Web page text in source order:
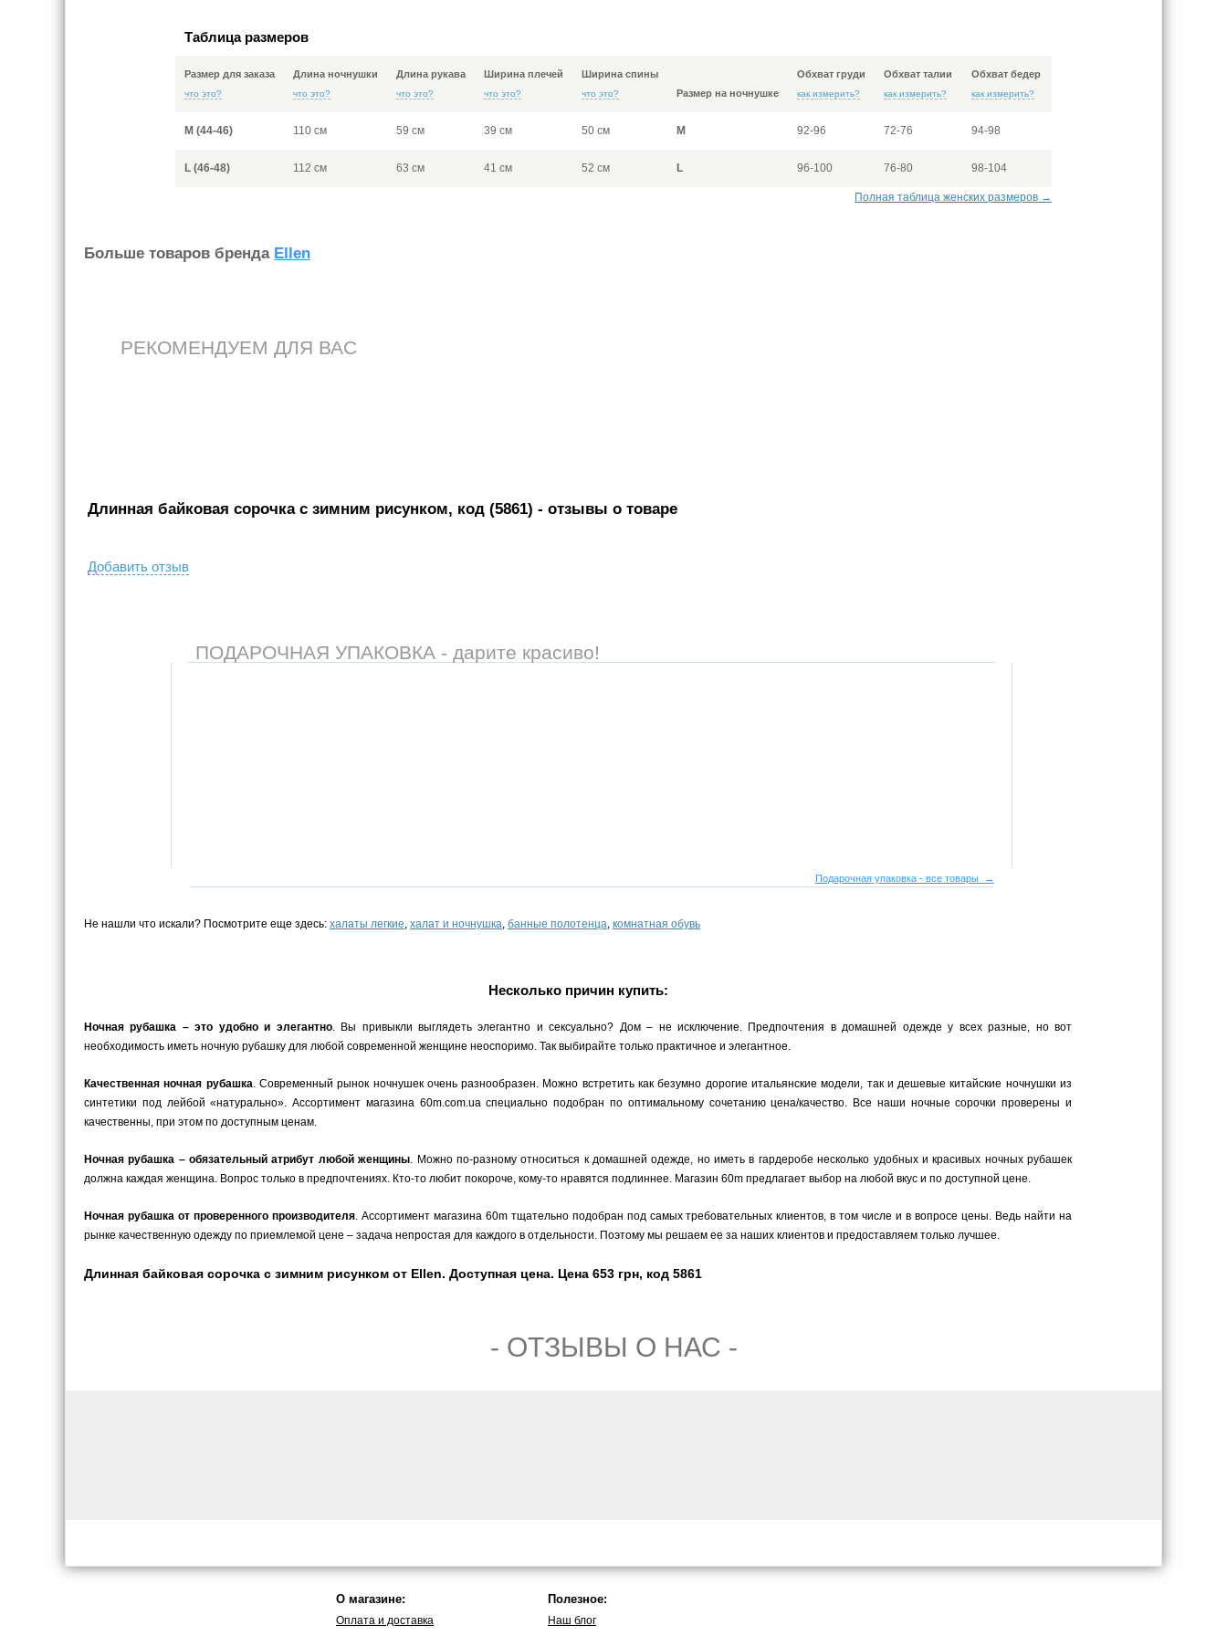
Таблица размеров
Размер для заказа
что это?
Длина ночнушки
что это?
Длина рукава
что это?
Ширина плечей
что это?
Ширина спины
что это? Размер на ночнушке
Обхват груди
как измерить?
Обхват талии
как измерить?
Обхват бедер
как измерить?
M (44-46) 110 см 59 см 39 см 50 см M 92-96 72-76 94-98
L (46-48) 112 см 63 см 41 см 52 см L 96-100 76-80 98-104
Полная таблица женских размеров →
Больше товаров бренда Ellen
РЕКОМЕНДУЕМ ДЛЯ ВАС
Длинная байковая сорочка с зимним рисунком, код (5861) - отзывы о товаре
Добавить отзыв
ПОДАРОЧНАЯ УПАКОВКА - дарите красиво!
Подарочная упаковка - все товары →
Не нашли что искали? Посмотрите еще здесь: халаты легкие, халат и ночнушка, банные полотенца, комнатная обувь
Несколько причин купить:
Ночная рубашка – это удобно и элегантно. Вы привыкли выглядеть элегантно и сексуально? Дом – не исключение. Предпочтения в домашней одежде у всех разные, но вот
необходимость иметь ночную рубашку для любой современной женщине неоспоримо. Так выбирайте только практичное и элегантное.
Качественная ночная рубашка. Современный рынок ночнушек очень разнообразен. Можно встретить как безумно дорогие итальянские модели, так и дешевые китайские ночнушки из
синтетики под лейбой «натурально». Ассортимент магазина 60m.com.ua специально подобран по оптимальному сочетанию цена/качество. Все наши ночные сорочки проверены и
качественны, при этом по доступным ценам.
Ночная рубашка – обязательный атрибут любой женщины. Можно по-разному относиться к домашней одежде, но иметь в гардеробе несколько удобных и красивых ночных рубашек
должна каждая женщина. Вопрос только в предпочтениях. Кто-то любит покороче, кому-то нравятся подлиннее. Магазин 60m предлагает выбор на любой вкус и по доступной цене.
Ночная рубашка от проверенного производителя. Ассортимент магазина 60m тщательно подобран под самых требовательных клиентов, в том числе и в вопросе цены. Ведь найти на
рынке качественную одежду по приемлемой цене – задача непростая для каждого в отдельности. Поэтому мы решаем ее за наших клиентов и предоставляем только лучшее.
Длинная байковая сорочка с зимним рисунком от Ellen. Доступная цена. Цена 653 грн, код 5861
- ОТЗЫВЫ О НАС -
О магазине:
Оплата и доставка
Полезное:
Наш блог